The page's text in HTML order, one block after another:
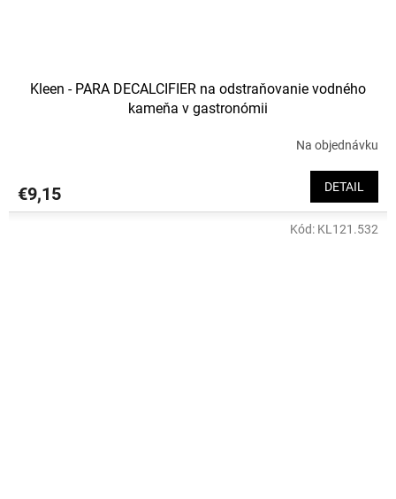
Kleen - PARA DECALCIFIER na odstraňovanie vodného
kameňa v gastronómii
Na objednávku
€9,15 DETAIL
Kód: KL121.532